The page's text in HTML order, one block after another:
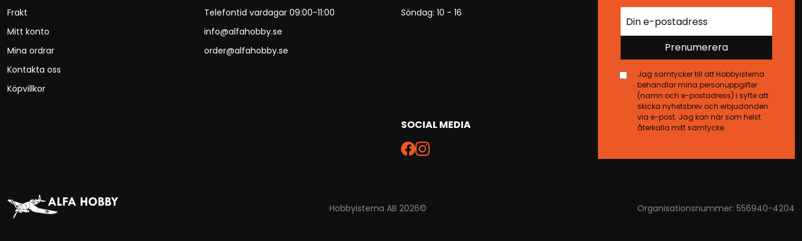
Frakt
Mitt konto
Mina ordrar
Kontakta oss
Köpvillkor
Telefontid vardagar 09:00-11:00
info@alfahobby.se
order@alfahobby.se
Söndag: 10 - 16
SOCIAL MEDIA
Prenumerera
Jag samtycker till att Hobbyisterna
behandlar mina personuppgifter
(namn och e-postadress) i syfte att
skicka nyhetsbrev och erbjudanden
via e-post. Jag kan när som helst
återkalla mitt samtycke.
Hobbyisterna AB 2026© Organisationsnummer: 556940-4204